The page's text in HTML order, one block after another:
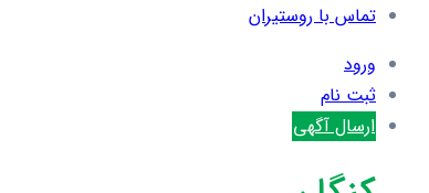
تماس با روستیران
ورود
ثبت نام
ارسال آگهی